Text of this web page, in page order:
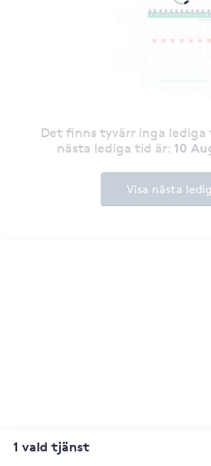
Det finns tyvärr inga lediga
nästa lediga tid är: 10
Visa nästa
1 vald tjänst